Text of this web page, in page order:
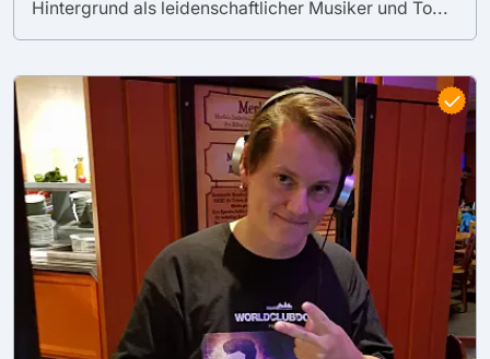
Hintergrund als leidenschaftlicher Musiker und To...